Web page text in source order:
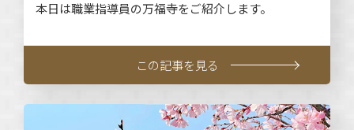
本日は職業指導員の万福寺をご紹介します。
この記事を見る